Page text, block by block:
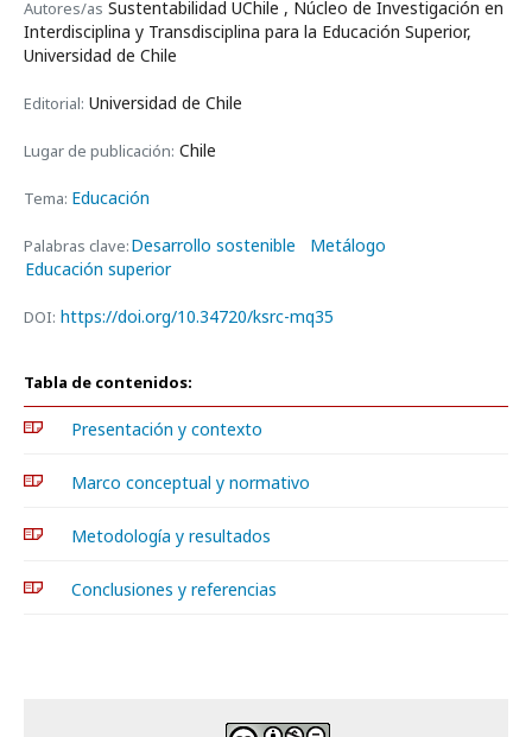
Autores/as Sustentabilidad UChile , Núcleo de Investigación en
Interdisciplina y Transdisciplina para la Educación Superior,
Universidad de Chile
Editorial: Universidad de Chile
Lugar de publicación: Chile
Tema: Educación
Palabras clave:Desarrollo sostenible
Metálogo
Educación superior
DOI: https://doi.org/10.34720/ksrc-mq35
Tabla de contenidos:
Presentación y contexto
Marco conceptual y normativo
Metodología y resultados
Conclusiones y referencias